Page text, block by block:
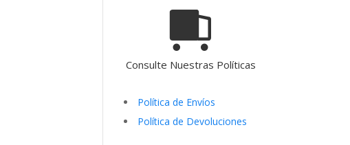
Consulte Nuestras Políticas
Política de Envíos
Política de Devoluciones